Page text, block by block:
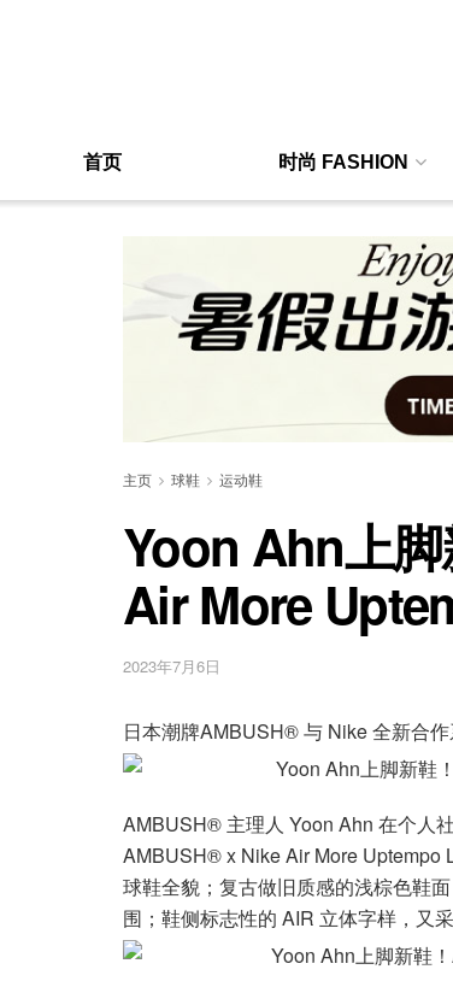
首页 时尚 FASHION
主页 球鞋 运动鞋
Yoon Ahn上
Air More
2023年7月6日
日本潮牌AMBUSH® 与 Nike 全新合作
AMBUSH® 主理人 Yoon Ahn 在个人
AMBUSH® x Nike Air More Uptempo
球鞋全貌；复古做旧质感的浅棕色鞋
围；鞋侧标志性的 AIR 立体字样，又